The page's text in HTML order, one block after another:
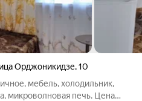
Орджоникидзе,10
мебель, холодильник,
микроволновая печь. Цена